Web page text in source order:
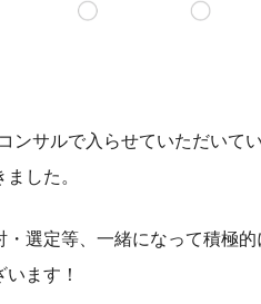
ンサルで入らせていただいて
した。
選定等、一緒になって積極
ます！